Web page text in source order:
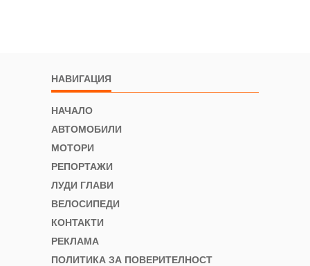
НАВИГАЦИЯ
НАЧАЛО
АВТОМОБИЛИ
МОТОРИ
РЕПОРТАЖИ
ЛУДИ ГЛАВИ
ВЕЛОСИПЕДИ
КОНТАКТИ
РЕКЛАМА
ПОЛИТИКА ЗА ПОВЕРИТЕЛНОСТ